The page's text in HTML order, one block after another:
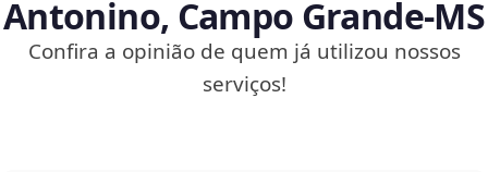
Antonino, Campo Grande‑MS
Confira a opinião de quem já utilizou nossos
serviços!